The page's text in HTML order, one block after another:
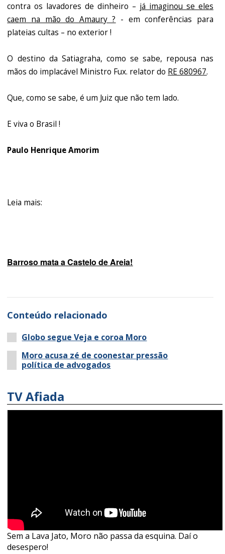
contra os lavadores de dinheiro – já imaginou se eles
caem na mão do Amaury ? - em conferências para
plateias cultas – no exterior !
O destino da Satiagraha, como se sabe, repousa nas
mãos do implacável Ministro Fux. relator do RE 680967.
Que, como se sabe, é um Juiz que não tem lado.
E viva o Brasil !
Paulo Henrique Amorim
Leia mais:
Barroso mata a Castelo de Areia!
Conteúdo relacionado
Globo segue Veja e coroa Moro
Moro acusa zé de coonestar pressão
política de advogados
TV Afiada
Sem a Lava Jato, Moro não passa da esquina. Daí o
desespero!